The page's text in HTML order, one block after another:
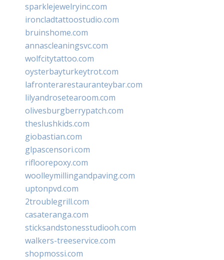
sparklejewelryinc.com
ironcladtattoostudio.com
bruinshome.com
annascleaningsvc.com
wolfcitytattoo.com
oysterbayturkeytrot.com
lafronterarestauranteybar.com
lilyandrosetearoom.com
olivesburgberrypatch.com
theslushkids.com
giobastian.com
glpascensori.com
rifloorepoxy.com
woolleymillingandpaving.com
uptonpvd.com
2troublegrill.com
casateranga.com
sticksandstonesstudiooh.com
walkers-treeservice.com
shopmossi.com